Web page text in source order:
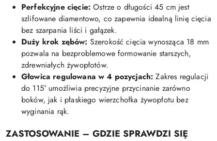
Perfekcyjne cięcie: Ostrze o długości 45 cm jest
szlifowane diamentowo, co zapewnia idealną linię cięcia
bez szarpania liści i gałązek.
Duży krok zębów: Szerokość cięcia wynosząca 18 mm
pozwala na bezproblemowe formowanie starszych,
zdrewniałych żywopłotów.
Głowica regulowana w 4 pozycjach: Zakres regulacji
do 115° umożliwia precyzyjne przycinanie zarówno
boków, jak i płaskiego wierzchołka żywopłotu bez
wyginania rąk.
ZASTOSOWANIE – GDZIE SPRAWDZI SIĘ